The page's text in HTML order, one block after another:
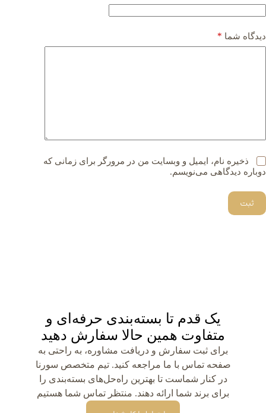
دیدگاه شما *
ذخیره نام، ایمیل و وبسایت من در مرورگر برای زمانی که
دوباره دیدگاهی می‌نویسم.
ثبت
یک قدم تا بسته‌بندی حرفه‌ای و
متفاوت همین حالا سفارش دهید
برای ثبت سفارش و دریافت مشاوره، به راحتی به
صفحه تماس با ما مراجعه کنید. تیم متخصص سورنا
در کنار شماست تا بهترین راه‌حل‌های بسته‌بندی را
برای برند شما ارائه دهند. منتظر تماس شما هستیم